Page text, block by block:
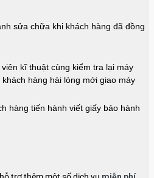
sửa chữa khi khách hàng đã đồng
kĩ thuật cùng kiểm tra lại máy
hàng hài lòng mới giao máy
hàng tiến hành viết giấy bảo hành